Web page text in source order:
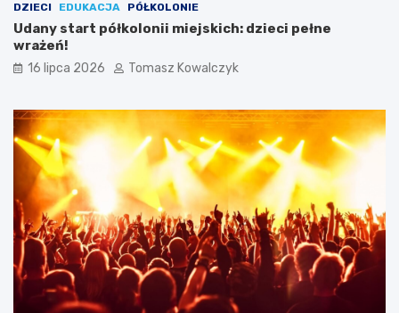
DZIECI EDUKACJA PÓŁKOLONIE
Udany start półkolonii miejskich: dzieci pełne
wrażeń!
16 lipca 2026 Tomasz Kowalczyk